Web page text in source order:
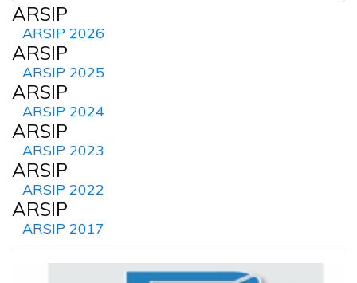
ARSIP
ARSIP 2026
ARSIP
ARSIP 2025
ARSIP
ARSIP 2024
ARSIP
ARSIP 2023
ARSIP
ARSIP 2022
ARSIP
ARSIP 2017